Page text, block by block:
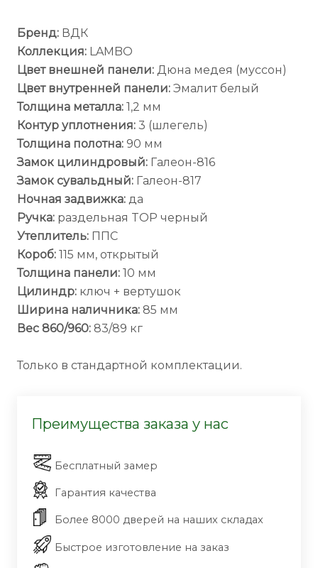
Бренд: ВДК
Коллекция: LAMBO
Цвет внешней панели: Дюна медея (муссон)
Цвет внутренней панели: Эмалит белый
Толщина металла: 1,2 мм
Контур уплотнения: 3 (шлегель)
Толщина полотна: 90 мм
Замок цилиндровый: Галеон-816
Замок сувальдный: Галеон-817
Ночная задвижка: да
Ручка: раздельная TOP черный
Утеплитель: ППС
Короб: 115 мм, открытый
Толщина панели: 10 мм
Цилиндр: ключ + вертушок
Ширина наличника: 85 мм
Вес 860/960: 83/89 кг
Только в стандартной комплектации.
Преимущества заказа у нас
Бесплатный замер
Гарантия качества
Более 8000 дверей на наших складах
Быстрое изготовление на заказ